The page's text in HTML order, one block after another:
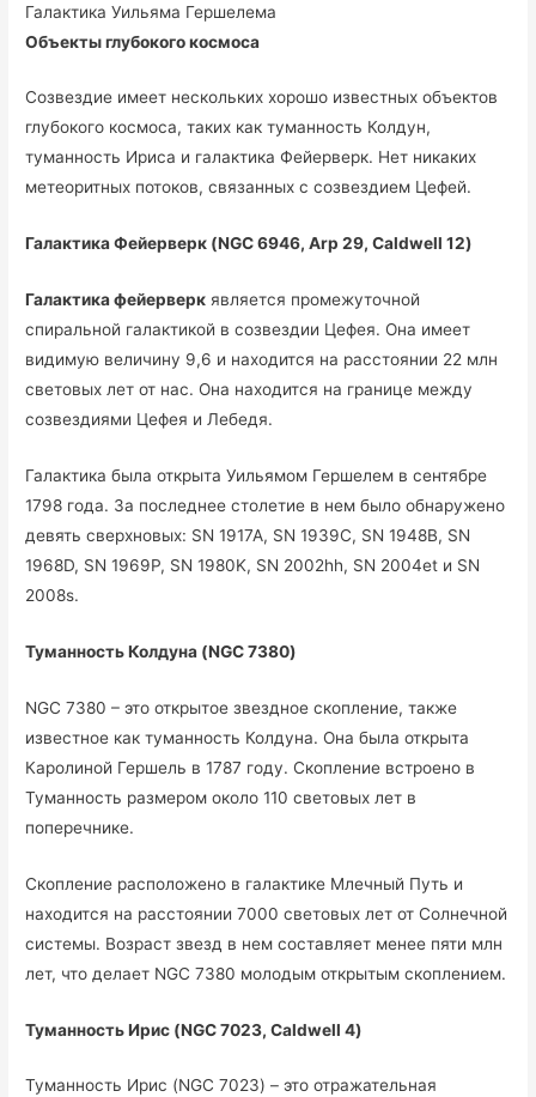
Галактика Уильяма Гершелема
Объекты глубокого космоса
Созвездие имеет нескольких хорошо известных объектов
глубокого космоса, таких как туманность Колдун,
туманность Ириса и галактика Фейерверк. Нет никаких
метеоритных потоков, связанных с созвездием Цефей.
Галактика Фейерверк (NGC 6946, Arp 29, Caldwell 12)
Галактика фейерверк является промежуточной
спиральной галактикой в созвездии Цефея. Она имеет
видимую величину 9,6 и находится на расстоянии 22 млн
световых лет от нас. Она находится на границе между
созвездиями Цефея и Лебедя.
Галактика была открыта Уильямом Гершелем в сентябре
1798 года. За последнее столетие в нем было обнаружено
девять сверхновых: SN 1917A, SN 1939C, SN 1948B, SN
1968D, SN 1969P, SN 1980K, SN 2002hh, SN 2004et и SN
2008s.
Туманность Колдуна (NGC 7380)
NGC 7380 – это открытое звездное скопление, также
известное как туманность Колдуна. Она была открыта
Каролиной Гершель в 1787 году. Скопление встроено в
Туманность размером около 110 световых лет в
поперечнике.
Скопление расположено в галактике Млечный Путь и
находится на расстоянии 7000 световых лет от Солнечной
системы. Возраст звезд в нем составляет менее пяти млн
лет, что делает NGC 7380 молодым открытым скоплением.
Туманность Ирис (NGC 7023, Caldwell 4)
Туманность Ирис (NGC 7023) – это отражательная